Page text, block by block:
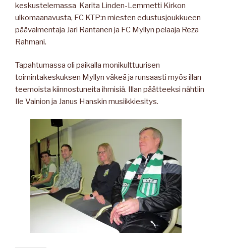
keskustelemassa Karita Linden-Lemmetti Kirkon
ulkomaanavusta, FC KTP:n miesten edustusjoukkueen
päävalmentaja Jari Rantanen ja FC Myllyn pelaaja Reza
Rahmani.
Tapahtumassa oli paikalla monikulttuurisen
toimintakeskuksen Myllyn väkeä ja runsaasti myös illan
teemoista kiinnostuneita ihmisiä. Illan päätteeksi nähtiin
Ile Vainion ja Janus Hanskin musiikkiesitys.